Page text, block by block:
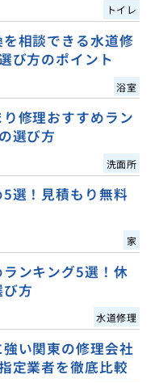
トイレ
相談できる水道修
び方のポイント
浴室
修理おすすめラン
選び方
洗面所
選！見積もり無料
家
ンキング5選！休
方
水道修理
い関東の修理会社
定業者を徹底比較